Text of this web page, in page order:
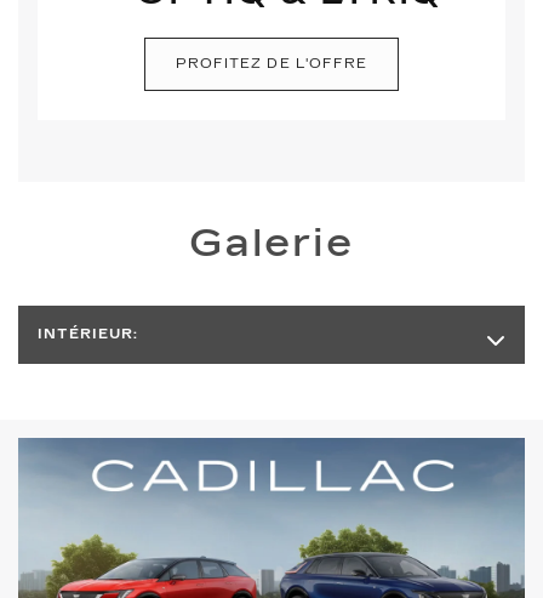
Galerie
INTÉRIEUR:
PROFITEZ DE L'OFFRE